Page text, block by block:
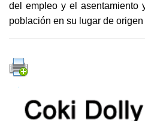
del empleo y el asentamiento
población en su lugar de origen